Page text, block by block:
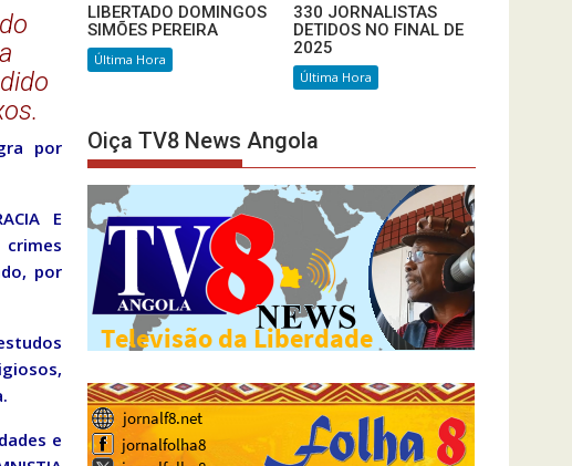
por
E
por
e
LIBERTADO DOMINGOS
SIMÕES PEREIRA
Última Hora
330 JORNALISTAS
DETIDOS NO FINAL DE
2025
Última Hora
Oiça TV8 News Angola